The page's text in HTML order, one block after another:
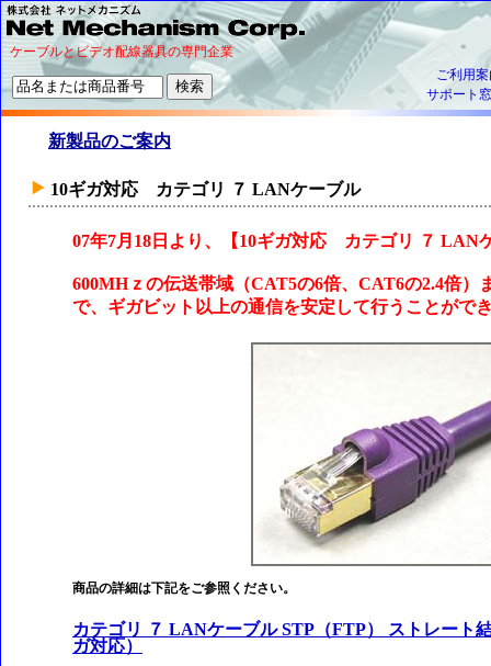
ケーブルとビデオ配線器具の専門企業
ご利用
サポート
新製品のご案内
10ギガ対応 カテゴリ ７ LANケーブル
07年7月18日より、【10ギガ対応 カテゴリ ７ LAN
600MHｚの伝送帯域（CAT5の6倍、CAT6の2.4倍）
で、ギガビット以上の通信を安定して行うことがで
商品の詳細は下記をご参照ください。
カテゴリ ７ LANケーブル STP（FTP） ストレート
ガ対応）